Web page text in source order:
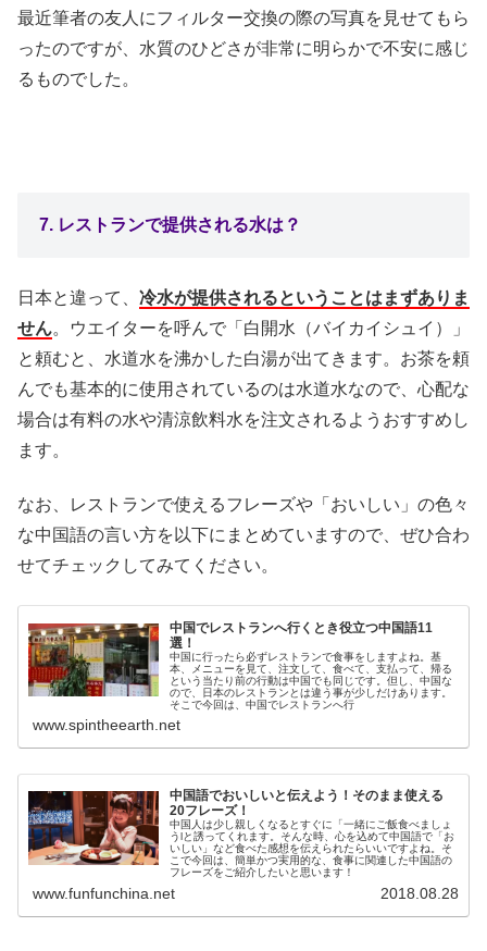
最近筆者の友人にフィルター交換の際の写真を見せてもら
ったのですが、水質のひどさが非常に明らかで不安に感じ
るものでした。
7. レストランで提供される水は？
日本と違って、 冷水が提供されるということはまずありま
せん。ウエイターを呼んで「白開水（バイカイシュイ）」
と頼むと、水道水を沸かした白湯が出てきます。お茶を頼
んでも基本的に使用されているのは水道水なので、心配な
場合は有料の水や清涼飲料水を注文されるようおすすめし
ます。
なお、レストランで使えるフレーズや「おいしい」の色々
な中国語の言い方を以下にまとめていますので、ぜひ合わ
せてチェックしてみてください。
中国でレストランへ行くとき役立つ中国語11
選！
中国に行ったら必ずレストランで食事をしますよね。基
本、メニューを見て、注文して、食べて、支払って、帰る
という当たり前の行動は中国でも同じです。但し、中国な
ので、日本のレストランとは違う事が少しだけあります。
そこで今回は、中国でレストランへ行
www.spintheearth.net
中国語でおいしいと伝えよう！そのまま使える
20フレーズ！
中国人は少し親しくなるとすぐに「一緒にご飯食べましょ
うlと誘ってくれます。そんな時、心を込めて中国語で「お
いしい」など食べた感想を伝えられたらいいですよね。そ
こで今回は、簡単かつ実用的な、食事に関連した中国語の
フレーズをご紹介したいと思います！
www.funfunchina.net 2018.08.28